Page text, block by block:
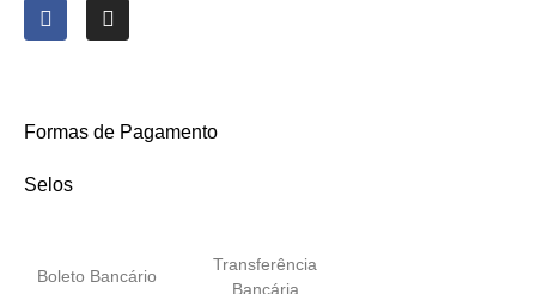
Formas de Pagamento
Selos
Boleto Bancário
Transferência
Bancária